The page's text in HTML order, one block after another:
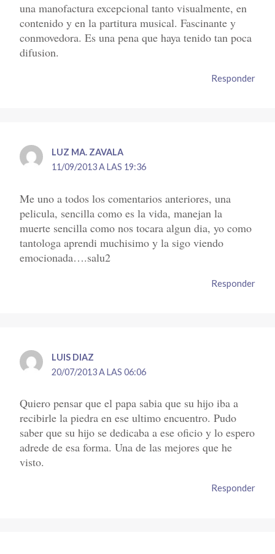
una manofactura excepcional tanto visualmente, en
contenido y en la partitura musical. Fascinante y
conmovedora. Es una pena que haya tenido tan poca
difusion.
Responder
LUZ MA. ZAVALA
11/09/2013 A LAS 19:36
Me uno a todos los comentarios anteriores, una
pelicula, sencilla como es la vida, manejan la
muerte sencilla como nos tocara algun dia, yo como
tantologa aprendi muchisimo y la sigo viendo
emocionada….salu2
Responder
LUIS DIAZ
20/07/2013 A LAS 06:06
Quiero pensar que el papa sabia que su hijo iba a
recibirle la piedra en ese ultimo encuentro. Pudo
saber que su hijo se dedicaba a ese oficio y lo espero
adrede de esa forma. Una de las mejores que he
visto.
Responder